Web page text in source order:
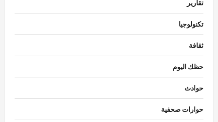
تقارير
تكنولوجيا
ثقافة
حظك اليوم
حوادث
حوارات صحفية